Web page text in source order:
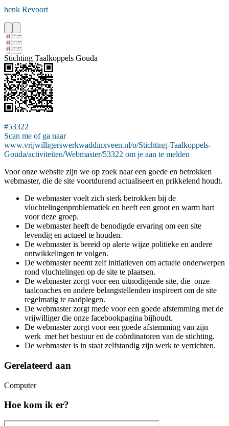
henk Revoort
Stichting Taalkoppels Gouda
#53322
Scan me of ga naar
www.vrijwilligerswerkwaddinxveen.nl/o/Stichting-Taalkoppels-
Gouda/activiteiten/Webmaster/53322 om je aan te melden
Voor onze website zijn we op zoek naar een goede en betrokken
webmaster, die de site voortdurend actualiseert en prikkelend houdt.
De webmaster voelt zich sterk betrokken bij de
vluchtelingenproblematiek en heeft een groot en warm hart
voor deze groep.
De webmaster heeft de benodigde ervaring om een site
levendig en actueel te houden.
De webmaster is bereid op alerte wijze politieke en andere
ontwikkelingen te volgen.
De webmaster neemt zelf initiatieven om actuele onderwerpen
rond vluchtelingen op de site te plaatsen.
De webmaster zorgt voor een uitnodigende site, die onze
taalcoaches en andere belangstellenden inspireert om de site
regelmatig te raadplegen.
De webmaster zorgt mede voor een goede afstemming met de
vrijwilliger die onze facebookpagina bijhoudt.
De webmaster zorgt voor een goede afstemming van zijn
werk met het bestuur en de coördinatoren van de stichting.
De webmaster is in staat zelfstandig zijn werk te verrichten.
Gerelateerd aan
Computer
Hoe kom ik er?